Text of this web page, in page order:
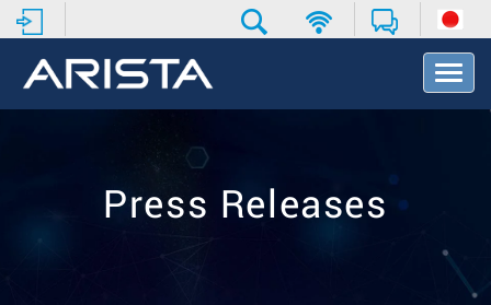
T
o
v
Press Releases